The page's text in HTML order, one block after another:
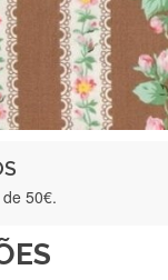
50€.